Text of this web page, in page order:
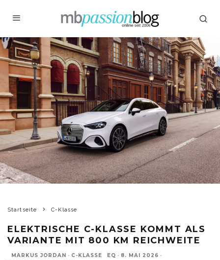
Startseite C-Klasse
ELEKTRISCHE C-KLASSE KOMMT ALS
VARIANTE MIT 800 KM REICHWEITE
MARKUS JORDAN · C-KLASSE EQ · 8. MAI 2026 ·